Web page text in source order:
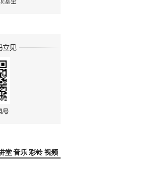
堂 音乐 彩铃 视频